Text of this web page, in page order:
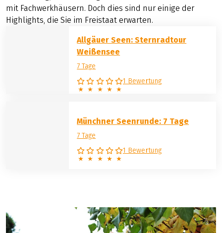
mit Fachwerkhäusern. Doch dies sind nur einige der
Highlights, die Sie im Freistaat erwarten.
Allgäuer Seen: Sternradtour
Weißensee
7 Tage
1 Bewertung
Münchner Seenrunde: 7 Tage
7 Tage
1 Bewertung